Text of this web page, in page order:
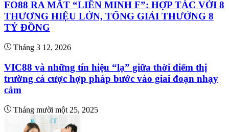
FO88 RA MẮT “LIÊN MINH F”: HỢP TÁC VỚI 8
THƯƠNG HIỆU LỚN, TỔNG GIẢI THƯỞNG 8
TỶ ĐỒNG
Tháng 3 12, 2026
VIC88 và những tín hiệu “lạ” giữa thời điểm thị
trường cá cược hợp pháp bước vào giai đoạn nhạy
cảm
Tháng mười một 25, 2025